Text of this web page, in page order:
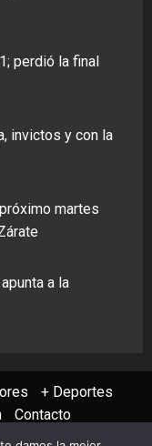
perdió la final
invictos y con la
martes
a la
+ Deportes
Contacto